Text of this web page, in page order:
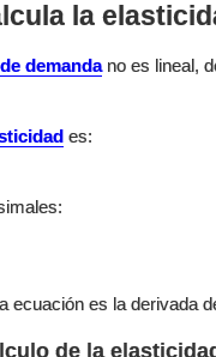
la
demandano es lineal,
es:
ecuación es la derivada
de la